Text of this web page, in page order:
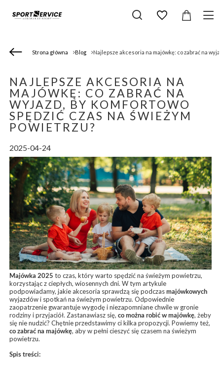
Strona główna Blog Najlepsze akcesoria na majówkę: co zabrać na
NAJLEPSZE AKCESORIA NA
MAJÓWKĘ: CO ZABRAĆ NA
WYJAZD, BY KOMFORTOWO
SPĘDZIĆ CZAS NA ŚWIEŻYM
POWIETRZU?
2025-04-24
Majówka 2025 to czas, który warto spędzić na świeżym powietrzu,
korzystając z ciepłych, wiosennych dni. W tym artykule
podpowiadamy, jakie akcesoria sprawdzą się podczasmajówkowych
wyjazdów i spotkań na świeżym powietrzu. Odpowiednie
zaopatrzenie gwarantuje wygodę i niezapomniane chwile w gronie
rodziny i przyjaciół. Zastanawiasz się,co można robić w majówkę, żeby
się nie nudzić? Chętnie przedstawimy ci kilka propozycji. Powiemy też,
co zabrać na majówkę, aby w pełni cieszyć się czasem na świeżym
powietrzu.
Spis treści: